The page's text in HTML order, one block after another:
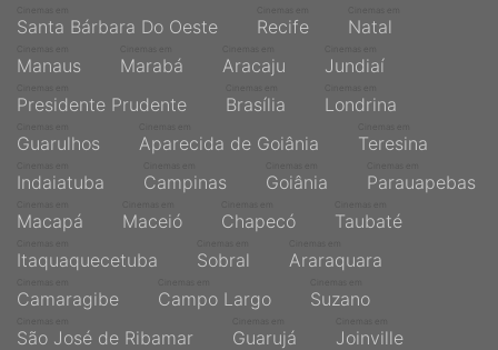
Santa Bárbara Do Oeste Recife Natal
Manaus Marabá Aracaju Jundiaí
Presidente Prudente Brasília Londrina
Guarulhos Aparecida de Goiânia Teresina
Indaiatuba Campinas Goiânia Parauapebas
Macapá Maceió Chapecó Taubaté
Itaquaquecetuba Sobral Araraquara
Camaragibe Campo Largo Suzano
São José de Ribamar Guarujá Joinville